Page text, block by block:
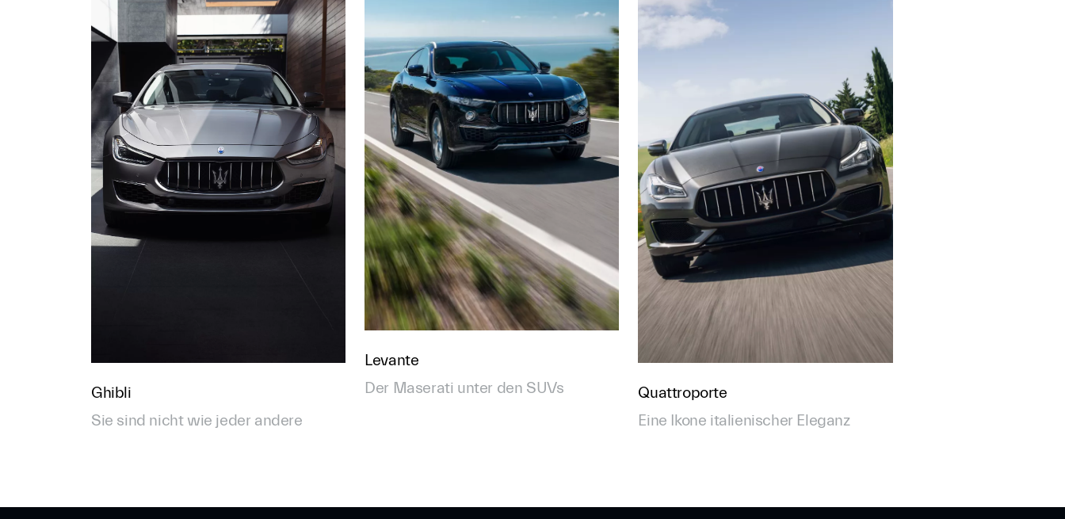
Ghibli
Sie sind nicht wie jeder andere​
Levante
Der Maserati unter den SUVs
Quattroporte
Eine Ikone italienischer Eleganz